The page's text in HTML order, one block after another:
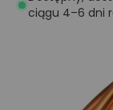
ciągu 4–6 dni